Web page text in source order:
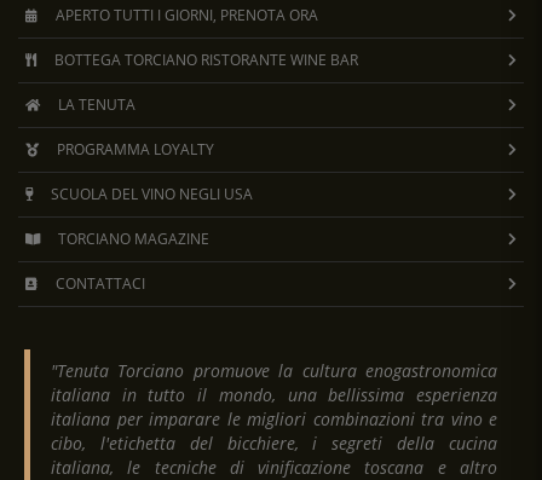
APERTO TUTTI I GIORNI, PRENOTA ORA
BOTTEGA TORCIANO RISTORANTE WINE BAR
LA TENUTA
PROGRAMMA LOYALTY
SCUOLA DEL VINO NEGLI USA
TORCIANO MAGAZINE
CONTATTACI
"Tenuta Torciano promuove la cultura enogastronomica
italiana in tutto il mondo, una bellissima esperienza
italiana per imparare le migliori combinazioni tra vino e
cibo, l'etichetta del bicchiere, i segreti della cucina
italiana, le tecniche di vinificazione toscana e altro